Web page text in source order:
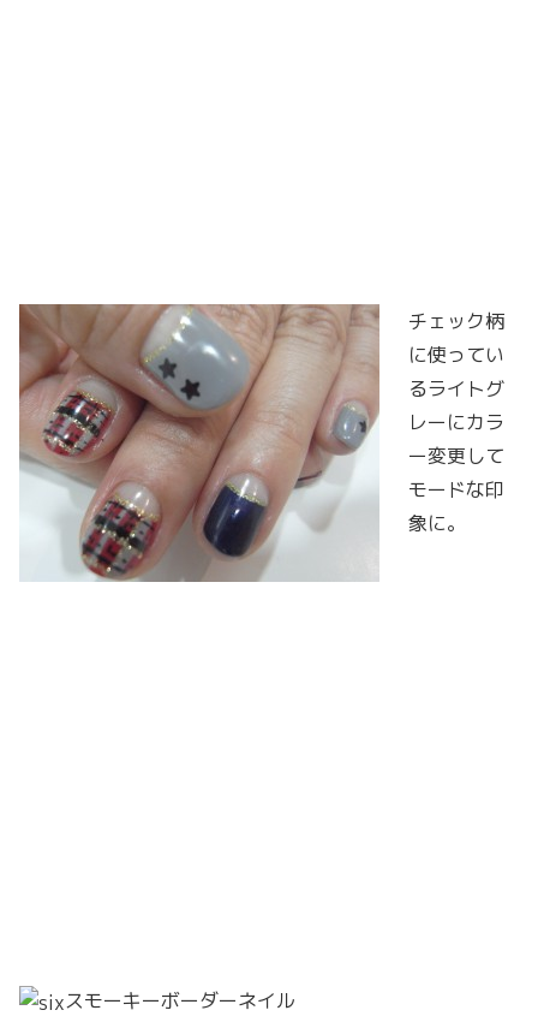
チェック柄
に使ってい
るライトグ
レーにカラ
ー変更して
モードな印
象に。
スモーキーボーダーネイル